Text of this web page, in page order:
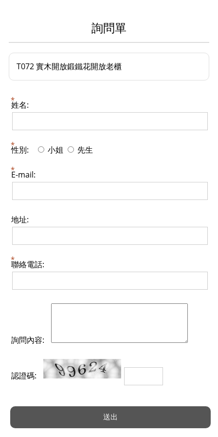
詢問單
T072 實木開放鍛鐵花開放老櫃
姓名:
性別: 小姐 先生
E-mail:
地址:
聯絡電話:
詢問內容:
認證碼: